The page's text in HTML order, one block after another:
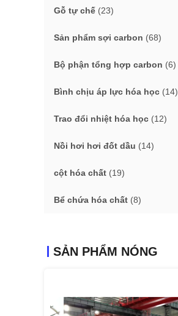
Gỗ tự chế (23)
Sản phẩm sợi carbon (68)
Bộ phận tổng hợp carbon (6)
Bình chịu áp lực hóa học (14)
Trao đổi nhiệt hóa học (12)
Nồi hơi hơi đốt dầu (14)
cột hóa chất (19)
Bể chứa hóa chất (8)
SẢN PHẨM NÓNG